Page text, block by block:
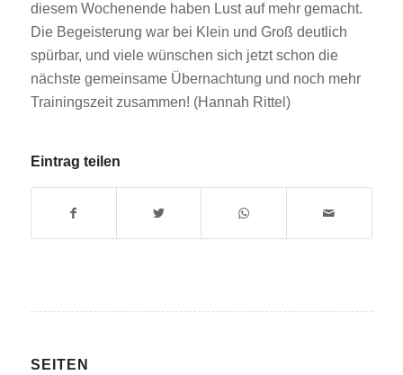
diesem Wochenende haben Lust auf mehr gemacht.
Die Begeisterung war bei Klein und Groß deutlich
spürbar, und viele wünschen sich jetzt schon die
nächste gemeinsame Übernachtung und noch mehr
Trainingszeit zusammen! (Hannah Rittel)
Eintrag teilen
SEITEN